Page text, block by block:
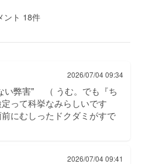
ント 18件
2026/07/04 09:34
い弊害" （ うむ。でも『ち
って科挙なみらしいです
にむしったドクダミがすで
2026/07/04 09:41